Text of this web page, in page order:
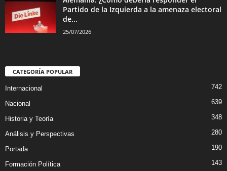
Partido de la Izquierda a la amenaza electoral
de...
25/07/2026
CATEGORÍA POPULAR
Internacional 742
Nacional 639
Historia y Teoría 348
Análisis y Perspectivas 280
Portada 190
Formación Política 143